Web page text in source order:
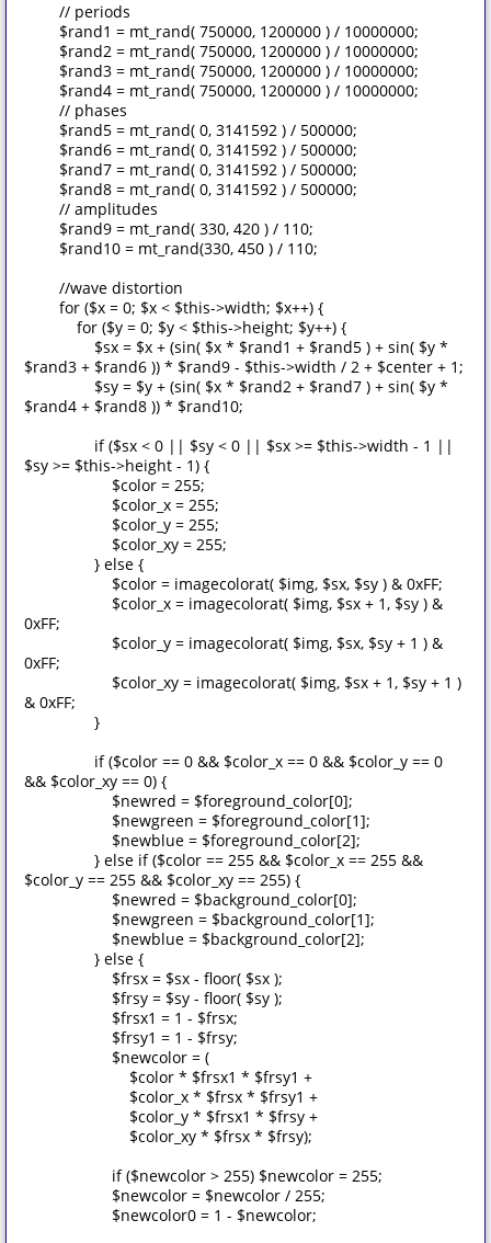
// periods
$rand1 = mt_rand( 750000, 1200000 ) / 10000000;
$rand2 = mt_rand( 750000, 1200000 ) / 10000000;
$rand3 = mt_rand( 750000, 1200000 ) / 10000000;
$rand4 = mt_rand( 750000, 1200000 ) / 10000000;
// phases
$rand5 = mt_rand( 0, 3141592 ) / 500000;
$rand6 = mt_rand( 0, 3141592 ) / 500000;
$rand7 = mt_rand( 0, 3141592 ) / 500000;
$rand8 = mt_rand( 0, 3141592 ) / 500000;
// amplitudes
$rand9 = mt_rand( 330, 420 ) / 110;
$rand10 = mt_rand(330, 450 ) / 110;
//wave distortion
for ($x = 0; $x < $this->width; $x++) {
for ($y = 0; $y < $this->height; $y++) {
$sx = $x + (sin( $x * $rand1 + $rand5 ) + sin( $y *
$rand3 + $rand6 )) * $rand9 - $this->width / 2 + $center + 1;
$sy = $y + (sin( $x * $rand2 + $rand7 ) + sin( $y *
$rand4 + $rand8 )) * $rand10;
if ($sx < 0 || $sy < 0 || $sx >= $this->width - 1 ||
$sy >= $this->height - 1) {
$color = 255;
$color_x = 255;
$color_y = 255;
$color_xy = 255;
} else {
$color = imagecolorat( $img, $sx, $sy ) & 0xFF;
$color_x = imagecolorat( $img, $sx + 1, $sy ) &
0xFF;
$color_y = imagecolorat( $img, $sx, $sy + 1 ) &
0xFF;
$color_xy = imagecolorat( $img, $sx + 1, $sy + 1 )
& 0xFF;
}
if ($color == 0 && $color_x == 0 && $color_y == 0
&& $color_xy == 0) {
$newred = $foreground_color[0];
$newgreen = $foreground_color[1];
$newblue = $foreground_color[2];
} else if ($color == 255 && $color_x == 255 &&
$color_y == 255 && $color_xy == 255) {
$newred = $background_color[0];
$newgreen = $background_color[1];
$newblue = $background_color[2];
} else {
$frsx = $sx - floor( $sx );
$frsy = $sy - floor( $sy );
$frsx1 = 1 - $frsx;
$frsy1 = 1 - $frsy;
$newcolor = (
$color * $frsx1 * $frsy1 +
$color_x * $frsx * $frsy1 +
$color_y * $frsx1 * $frsy +
$color_xy * $frsx * $frsy);
if ($newcolor > 255) $newcolor = 255;
$newcolor = $newcolor / 255;
$newcolor0 = 1 - $newcolor;